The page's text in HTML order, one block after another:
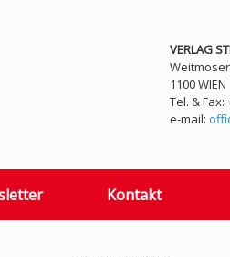
VERLAG
1100 WIEN
Tel. & Fax:
e-mail:
Kontakt